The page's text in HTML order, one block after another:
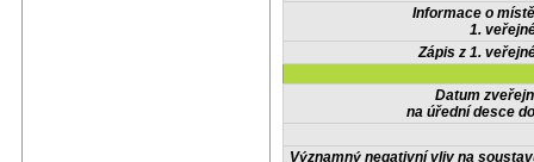
Informace o
1.
Zápis z 1.
Datum
na úřední desce
Významný negativní vliv na